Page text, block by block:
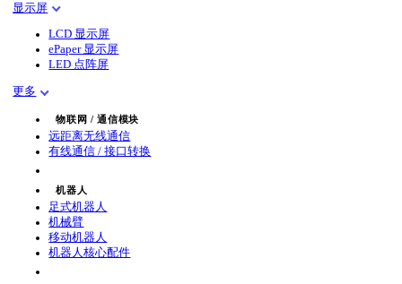
显示屏
LCD 显示屏
ePaper 显示屏
LED 点阵屏
更多
物联网 / 通信模块
远距离无线通信
有线通信 / 接口转换
机器人
足式机器人
机械臂
移动机器人
机器人核心配件